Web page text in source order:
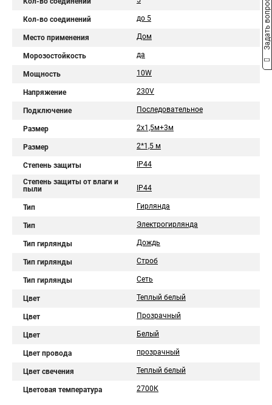
Кол-во соединений до 5
Место применения Дом
Морозостойкость да
Мощность 10W
Напряжение 230V
Подключение Последовательное
Размер 2х1,5м+3м
Размер 2*1,5 м
Степень защиты IP44
Степень защиты от влаги и
пыли
IP44
Тип Гирлянда
Тип Электрогирлянда
Тип гирлянды Дождь
Тип гирлянды Строб
Тип гирлянды Сеть
Цвет Теплый белый
Цвет Прозрачный
Цвет Белый
Цвет провода прозрачный
Цвет свечения Теплый белый
Цветовая температура 2700К
Задать вопрос